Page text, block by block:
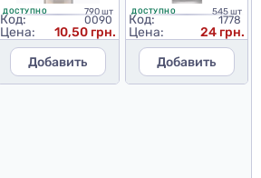
ДОСТУПНО 790 шт
Код: 0090
Цена:
10,50 грн.
Добавить
ДОСТУПНО 545 шт
Код: 1778
Цена:
24 грн.
Добавить